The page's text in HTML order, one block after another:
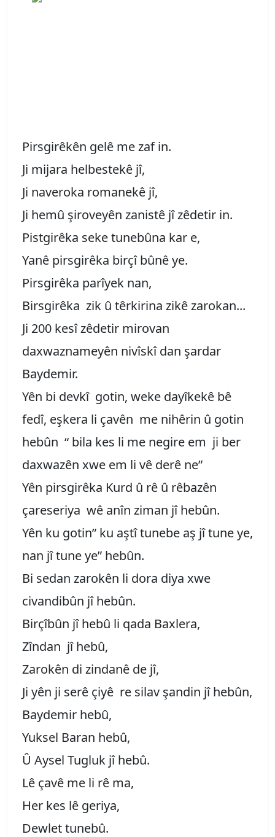
Pirsgirêkên gelê me zaf in.
Ji mijara helbestekê jî,
Ji naveroka romanekê jî,
Ji hemû şiroveyên zanistê jî zêdetir in.
Pistgirêka seke tunebûna kar e,
Yanê pirsgirêka birçî bûnê ye.
Pirsgirêka parîyek nan,
Birsgirêka zik û têrkirina zikê zarokan...
Ji 200 kesî zêdetir mirovan
daxwaznameyên nivîskî dan şardar
Baydemir.
Yên bi devkî gotin, weke dayîkekê bê
fedî, eşkera li çavên me nihêrin û gotin
hebûn “ bila kes li me negire em ji ber
daxwazên xwe em li vê derê ne”
Yên pirsgirêka Kurd û rê û rêbazên
çareseriya wê anîn ziman jî hebûn.
Yên ku gotin” ku aştî tunebe aş jî tune ye,
nan jî tune ye” hebûn.
Bi sedan zarokên li dora diya xwe
civandibûn jî hebûn.
Birçîbûn jî hebû li qada Baxlera,
Zîndan jî hebû,
Zarokên di zindanê de jî,
Ji yên ji serê çiyê re silav şandin jî hebûn,
Baydemir hebû,
Yuksel Baran hebû,
Û Aysel Tugluk jî hebû.
Lê çavê me li rê ma,
Her kes lê geriya,
Dewlet tunebû.